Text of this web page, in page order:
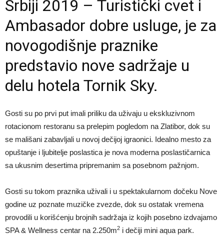
Srbiji 2019 – Turistički cvet i
Ambasador dobre usluge, je za
novogodišnje praznike
predstavio nove sadržaje u
delu hotela Tornik Sky.
Gosti su po prvi put imali priliku da uživaju u ekskluzivnom
rotacionom restoranu sa prelepim pogledom na Zlatibor, dok su
se mališani zabavljali u novoj dečijoj igraonici. Idealno mesto za
opuštanje i ljubitelje poslastica je nova moderna poslastičarnica
sa ukusnim desertima pripremanim sa posebnom pažnjom.
Gosti su tokom praznika uživali i u spektakularnom dočeku Nove
godine uz poznate muzičke zvezde, dok su ostatak vremena
provodili u korišćenju brojnih sadržaja iz kojih posebno izdvajamo
SPA & Wellness centar na 2.250m2 i dečiji mini aqua park.